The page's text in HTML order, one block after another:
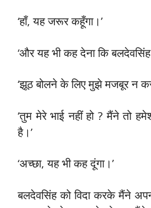
‘हाँ, यह जरूर कहूँगा।’
‘और यह भी कह देना कि बलदेवसिंह
‘झूठ बोलने के लिए मुझे मजबूर न
‘तुम मेरे भाई नहीं हो ? मैंने तो
है।’
‘अच्छा, यह भी कह दूंगा।’
बलदेवसिंह को विदा करके मैंने